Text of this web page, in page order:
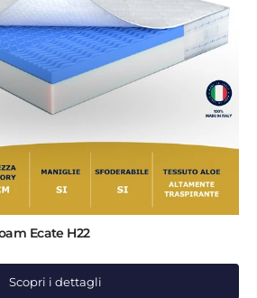
Ecate H22
Scopri i dettagli